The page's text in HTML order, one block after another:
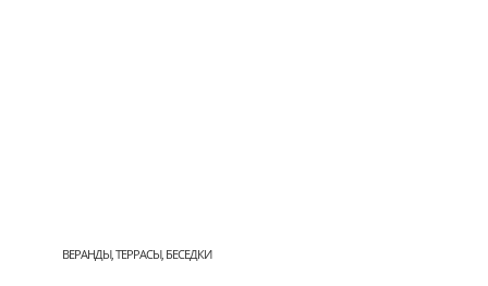
ВЕРАНДЫ, ТЕРРАСЫ, БЕСЕДКИ